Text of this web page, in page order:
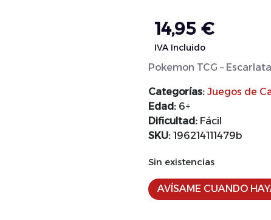
14,95 €
IVA Incluido
Pokemon TCG –
Categorías: Juegos de
Edad: 6+
Dificultad: Fácil
SKU: 196214111479b
Sin existencias
AVÍSAME CUANDO